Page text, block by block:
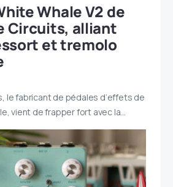
Whale V2 de
Circuits, alliant
et tremolo
le fabricant de pédales d’effets de
vient de frapper fort avec la…